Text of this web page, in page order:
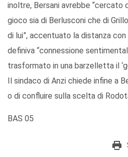
inoltre, Bersani avrebbe “cercato
gioco sia di Berlusconi che di
di lui”, accentuato la distanza
definiva “connessione
trasformato in una barzelletta il
Il sindaco di Anzi chiede infine a
o di confluire sulla scelta di
BAS 05